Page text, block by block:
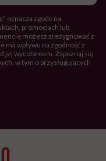
oznacza zgodę na
promocjach lub
możesz zrezygnować z
wpływu na zgodność z
jej wycofaniem. Zapoznaj się
w tym o przysługujących